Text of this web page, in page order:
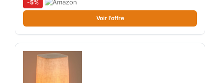
-5%
Voir l'offre